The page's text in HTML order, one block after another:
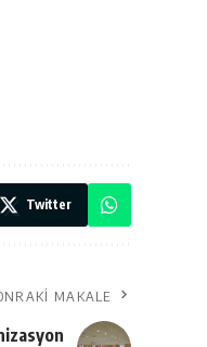
Twitter
MAKALE